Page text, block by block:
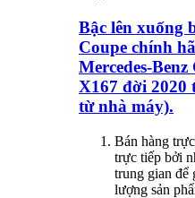
Bậc lên xuống
Coupe chính
Mercedes-
X167 đời 2020
từ nhà máy).
Bán hàng
trực tiếp bởi
trung gian để
lượng sản